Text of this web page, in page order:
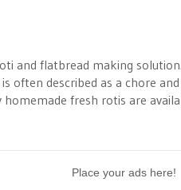
and flatbread making
often described as a chore
fresh rotis are
Place your ads here!